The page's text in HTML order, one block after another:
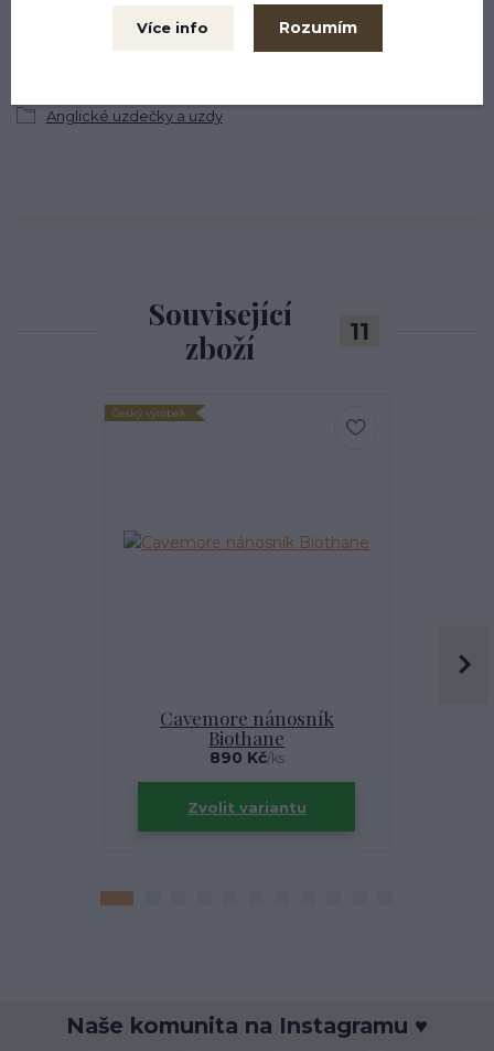
Anglické uzdečky a uzdy
Související
zboží
11
Český výrobek
Cavemore nánosník
Biothane
890 Kč/ks
Zvolit variantu
Naše komunita na Instagramu ♥
Více info Rozumím